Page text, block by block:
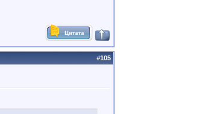
#105